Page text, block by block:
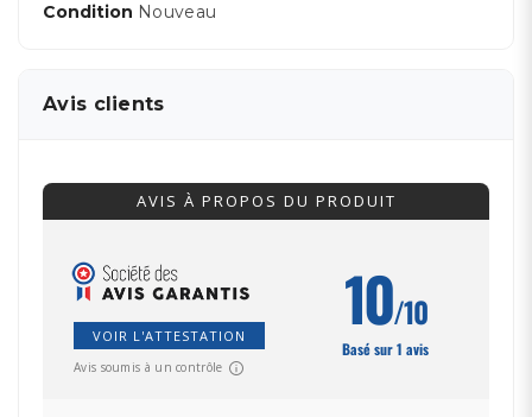
Condition Nouveau
Avis clients
AVIS À PROPOS DU PRODUIT
VOIR L'ATTESTATION
Avis soumis à un contrôle
10/10
Basé sur 1 avis